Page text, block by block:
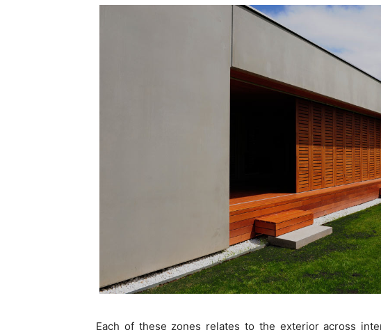
Each of these zones relates to the exterior across